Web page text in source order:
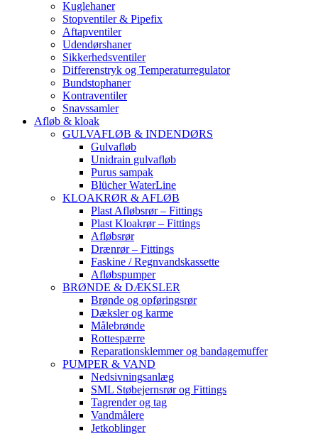
Kuglehaner
Stopventiler & Pipefix
Aftapventiler
Udendørshaner
Sikkerhedsventiler
Differenstryk og Temperaturregulator
Bundstophaner
Kontraventiler
Snavssamler
Afløb & kloak
GULVAFLØB & INDENDØRS
Gulvafløb
Unidrain gulvafløb
Purus sampak
Blücher WaterLine
KLOAKRØR & AFLØB
Plast Afløbsrør – Fittings
Plast Kloakrør – Fittings
Afløbsrør
Drænrør – Fittings
Faskine / Regnvandskassette
Afløbspumper
BRØNDE & DÆKSLER
Brønde og opføringsrør
Dæksler og karme
Målebrønde
Rottespærre
Reparationsklemmer og bandagemuffer
PUMPER & VAND
Nedsivningsanlæg
SML Støbejernsrør og Fittings
Tagrender og tag
Vandmålere
Jetkoblinger